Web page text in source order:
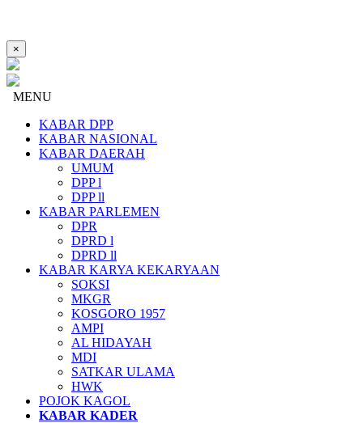
×
MENU
KABAR DPP
KABAR NASIONAL
KABAR DAERAH
UMUM
DPP l
DPP ll
KABAR PARLEMEN
DPR
DPRD l
DPRD ll
KABAR KARYA KEKARYAAN
SOKSI
MKGR
KOSGORO 1957
AMPI
AL HIDAYAH
MDI
SATKAR ULAMA
HWK
POJOK KAGOL
KABAR KADER